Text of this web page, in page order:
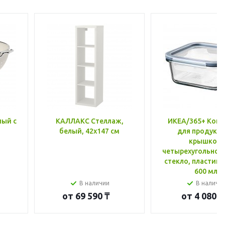
с
КАЛЛАКС Стеллаж,
белый, 42x147 см
В наличии
от 69 590 ₸
ИКЕА/365+
для
крышкой,
стекло, пластик
600 мл
В
от 4 080 ₸